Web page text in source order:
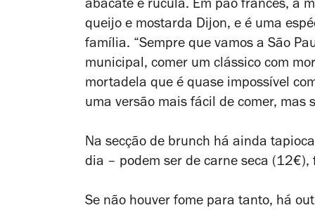
abacate e rúcula. Em pão francês, a
queijo e mostarda Dijon, e é uma
família. “Sempre que vamos a São
municipal, comer um clássico com
mortadela que é quase impossível
uma versão mais fácil de comer,
Na secção de brunch há ainda
dia – podem ser de carne seca
Se não houver fome para tanto, há